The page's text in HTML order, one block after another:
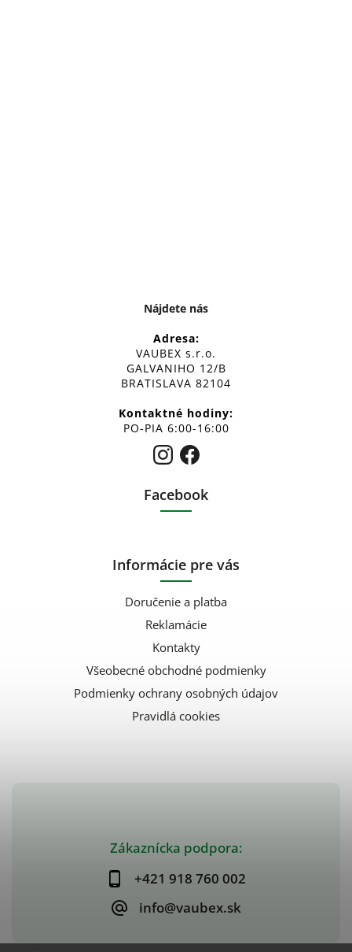
Zákaznícka podpora:
+421 918 760 002
info@vaubex.sk
Nájdete nás
Adresa:
VAUBEX s.r.o.
GALVANIHO 12/B
BRATISLAVA 82104
Kontaktné hodiny:
PO-PIA 6:00-16:00
Facebook
Informácie pre vás
Doručenie a platba
Reklamácie
Kontakty
Všeobecné obchodné podmienky
Podmienky ochrany osobných údajov
Pravidlá cookies